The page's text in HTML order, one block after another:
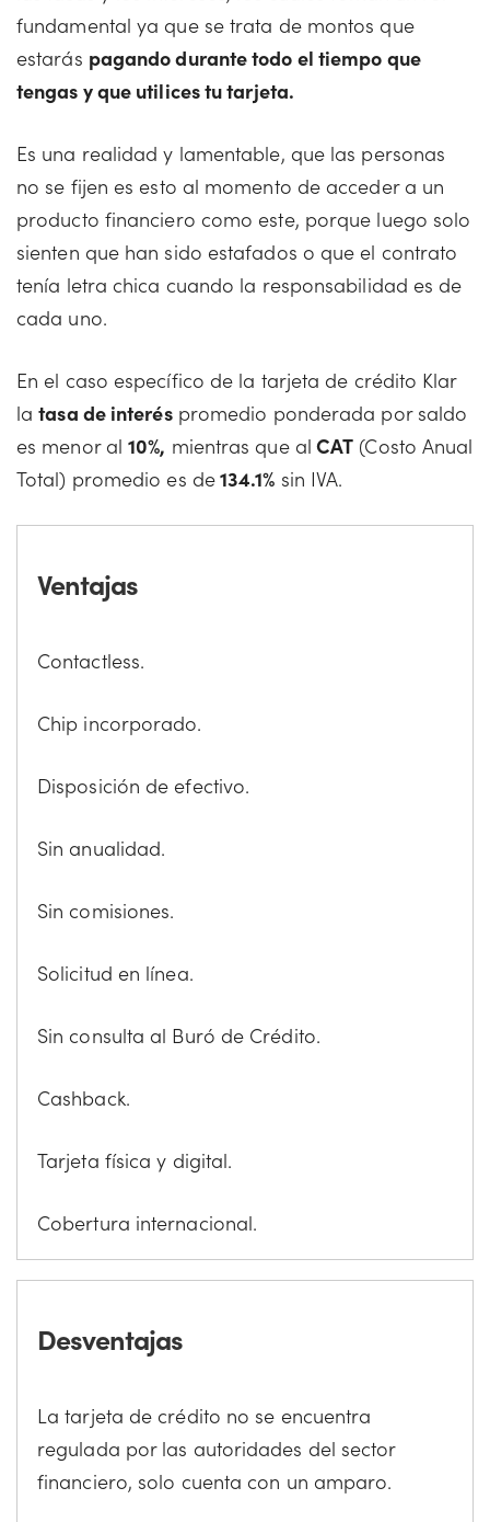
fundamental ya que se trata de montos que
estarás pagando durante todo el tiempo que
tengas y que utilices tu tarjeta.
Es una realidad y lamentable, que las personas
no se fijen es esto al momento de acceder a un
producto financiero como este, porque luego solo
sienten que han sido estafados o que el contrato
tenía letra chica cuando la responsabilidad es de
cada uno.
En el caso específico de la tarjeta de crédito Klar
latasa de interéspromedio ponderada por saldo
es menor al10%, mientras que al CAT (Costo Anual
Total) promedio es de134.1% sin IVA.
Ventajas
Contactless.
Chip incorporado.
Disposición de efectivo.
Sin anualidad.
Sin comisiones.
Solicitud en línea.
Sin consulta al Buró de Crédito.
Cashback.
Tarjeta física y digital.
Cobertura internacional.
Desventajas
La tarjeta de crédito no se encuentra
regulada por las autoridades del sector
financiero, solo cuenta con un amparo.